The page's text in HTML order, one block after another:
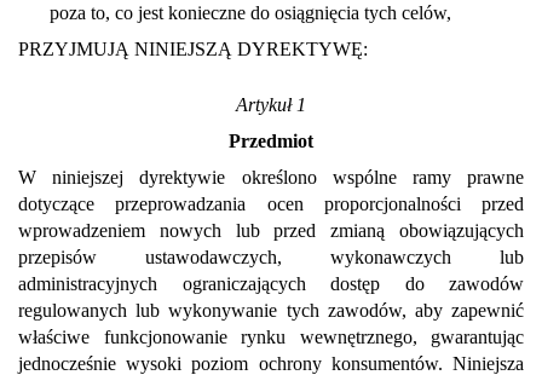
poza to, co jest konieczne do osiągnięcia tych celów,
PRZYJMUJĄ NINIEJSZĄ DYREKTYWĘ:
Artykuł 1
Przedmiot
W niniejszej dyrektywie określono wspólne ramy prawne
dotyczące przeprowadzania ocen proporcjonalności przed
wprowadzeniem nowych lub przed zmianą obowiązujących
przepisów ustawodawczych, wykonawczych lub
administracyjnych ograniczających dostęp do zawodów
regulowanych lub wykonywanie tych zawodów, aby zapewnić
właściwe funkcjonowanie rynku wewnętrznego, gwarantując
jednocześnie wysoki poziom ochrony konsumentów. Niniejsza